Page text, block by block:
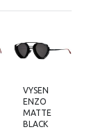
VYSEN
ENZO
MATTE
BLACK